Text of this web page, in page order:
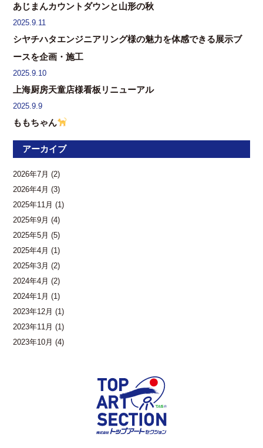
あじまんカウントダウンと山形の秋
2025.9.11
シヤチハタエンジニアリング様の魅力を体感できる展示ブ
ースを企画・施工
2025.9.10
上海厨房天童店様看板リニューアル
2025.9.9
ももちゃん
アーカイブ
2026年7月 (2)
2026年4月 (3)
2025年11月 (1)
2025年9月 (4)
2025年5月 (5)
2025年4月 (1)
2025年3月 (2)
2024年4月 (2)
2024年1月 (1)
2023年12月 (1)
2023年11月 (1)
2023年10月 (4)